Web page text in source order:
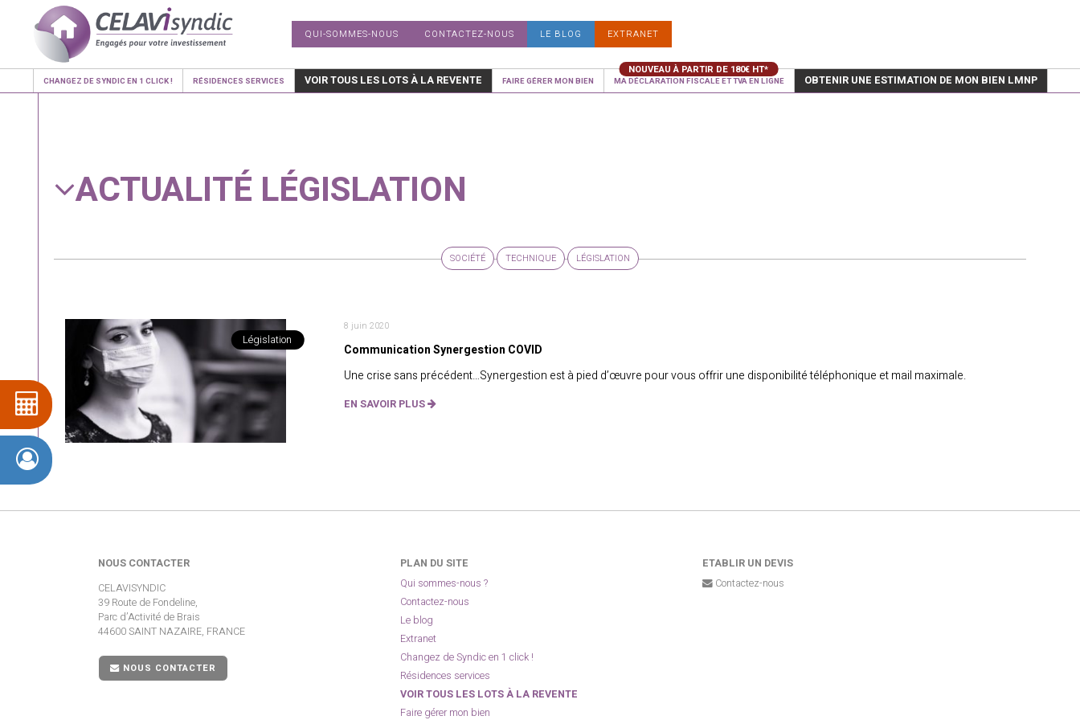
QUI-SOMMES-NOUS CONTACTEZ-NOUS LE BLOG EXTRANET
CHANGEZ DE SYNDIC EN 1 CLICK ! RÉSIDENCES SERVICES VOIR TOUS LES LOTS À LA REVENTE FAIRE GÉRER MON BIEN MA DÉCLARATION FISCALE ET TVA EN LIGNE OBTENIR UNE ESTIMATION DE MON BIEN LMNP
ACTUALITÉ LÉGISLATION
SOCIÉTÉ TECHNIQUE LÉGISLATION
Législation
8 juin 2020
Communication Synergestion COVID
Une crise sans précédent…Synergestion est à pied d’œuvre pour vous offrir une disponibilité téléphonique et mail maximale.
EN SAVOIR PLUS
NOUS CONTACTER
CELAVISYNDIC
39 Route de Fondeline,
Parc d’Activité de Brais
44600 SAINT NAZAIRE, FRANCE
NOUS CONTACTER
PLAN DU SITE
Qui sommes-nous ?
Contactez-nous
Le blog
Extranet
Changez de Syndic en 1 click !
Résidences services
VOIR TOUS LES LOTS À LA REVENTE
Faire gérer mon bien
ETABLIR UN DEVIS
Contactez-nous